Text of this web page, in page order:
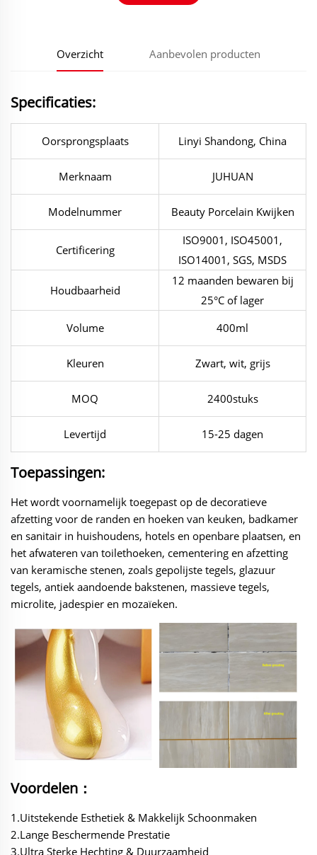
Overzicht Aanbevolen producten
Specificaties:
Oorsprongsplaats Linyi Shandong, China
Merknaam JUHUAN
Modelnummer Beauty Porcelain Kwijken
Certificering
ISO9001, ISO45001,
ISO14001, SGS, MSDS
Houdbaarheid
12 maanden bewaren bij
25°C of lager
Volume
400ml
Kleuren Zwart, wit, grijs
MOQ 2400stuks
Levertijd 15-25 dagen
Toepassingen:
Het wordt voornamelijk toegepast op de decoratieve
afzetting voor de randen en hoeken van keuken, badkamer
en sanitair in huishoudens, hotels en openbare plaatsen, en
het afwateren van toilethoeken, cementering en afzetting
van keramische stenen, zoals gepolijste tegels, glazuur
tegels, antiek aandoende bakstenen, massieve tegels,
microlite, jadespier en mozaïeken.
Voordelen：
1.Uitstekende Esthetiek & Makkelijk Schoonmaken
2.Lange Beschermende Prestatie
3.Ultra Sterke Hechting & Duurzaamheid